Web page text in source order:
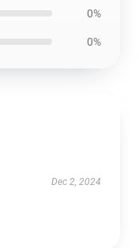
0%
0%
Dec 2, 2024